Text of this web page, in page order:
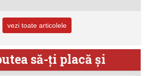
vezi toate articolele
să-ţi placă şi